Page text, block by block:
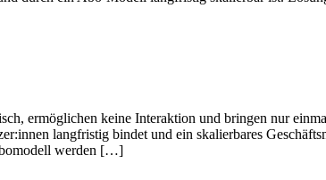
ermöglichen keine Interaktion und bringen nur
langfristig bindet und ein skalierbares
werden […]